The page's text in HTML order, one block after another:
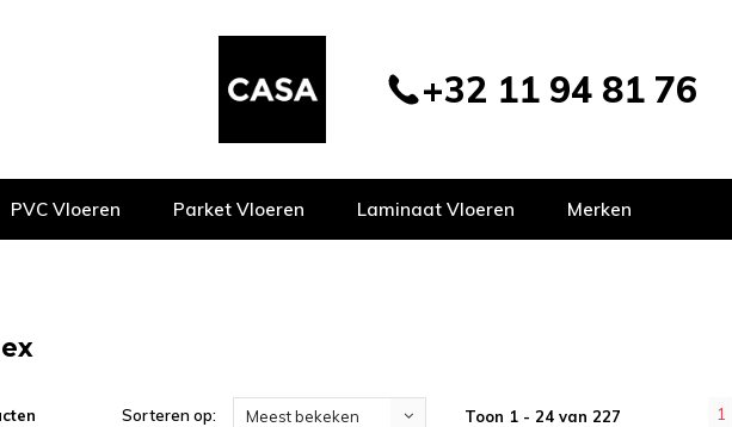
+32 11 94 81 76
PVC Vloeren Parket Vloeren Laminaat Vloeren Merken
Sorteren op: Meest bekeken Toon 1 - 24 van 227 1